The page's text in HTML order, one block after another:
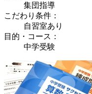
集団指導
こだわり条件：
自習室あり
目的・コース：
中学受験